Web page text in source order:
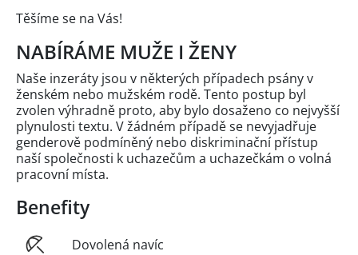
Těšíme se na Vás!
NABÍRÁME MUŽE I ŽENY
Naše inzeráty jsou v některých případech psány v
ženském nebo mužském rodě. Tento postup byl
zvolen výhradně proto, aby bylo dosaženo co nejvyšší
plynulosti textu. V žádném případě se nevyjadřuje
genderově podmíněný nebo diskriminační přístup
naší společnosti k uchazečům a uchazečkám o volná
pracovní místa.
Benefity
Dovolená navíc